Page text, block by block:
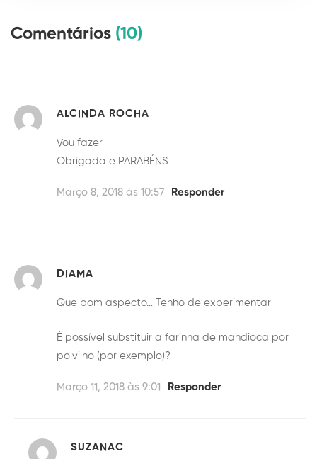
Comentários (10)
ALCINDA ROCHA
Vou fazer
Obrigada e PARABÉNS
Março 8, 2018 às 10:57 Responder
DIAMA
Que bom aspecto… Tenho de experimentar
É possível substituir a farinha de mandioca por
polvilho (por exemplo)?
Março 11, 2018 às 9:01 Responder
SUZANAC